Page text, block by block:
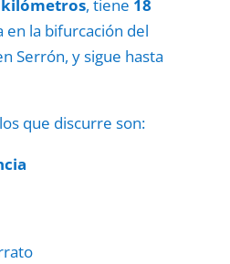
kilómetros, tiene 18
en la bifurcación del
Serrón, y sigue hasta
que discurre son: